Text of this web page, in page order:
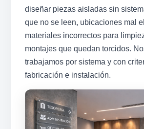
diseñar piezas aisladas sin
que no se leen, ubicaciones mal
materiales incorrectos para
montajes que quedan torcidos.
trabajamos por sistema y con
fabricación e instalación.